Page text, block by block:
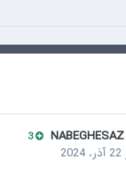
3
22 آذر، 2024